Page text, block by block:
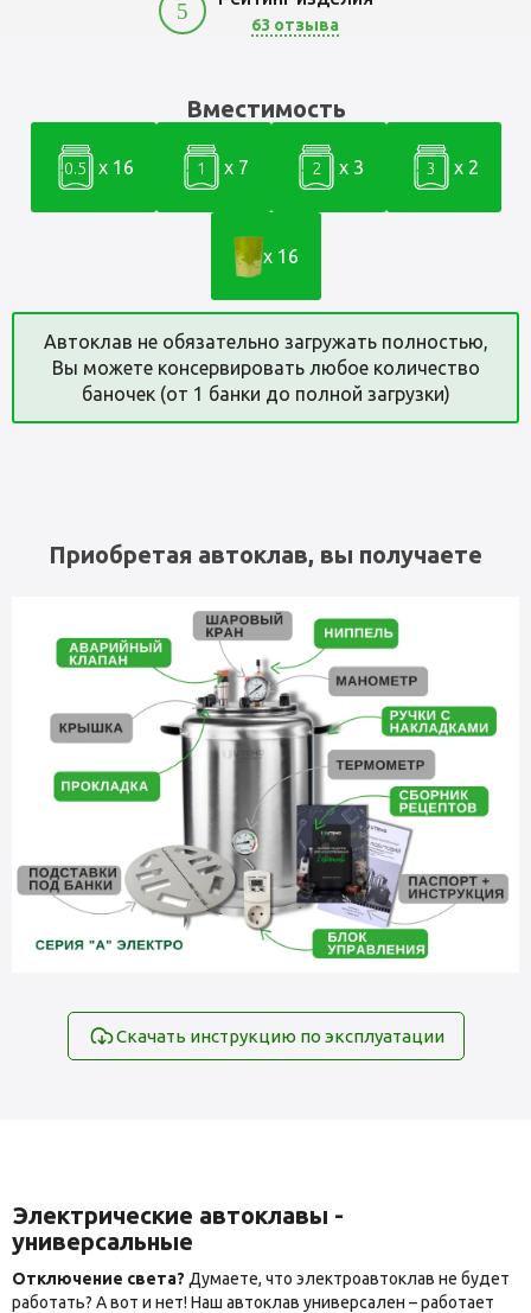
5
63 отзыва
Вместимость
0.5 x 16 1 x 7 2 x 3 3 x 2
x 16
Автоклав не обязательно загружать полностью,
Вы можете консервировать любое количество
баночек (от 1 банки до полной загрузки)
Приобретая автоклав, вы получаете
Скачать инструкцию по эксплуатации
Электрические автоклавы -
универсальные
Отключение света? Думаете, что электроавтоклав не будет
работать? А вот и нет! Наш автоклав универсален – работает